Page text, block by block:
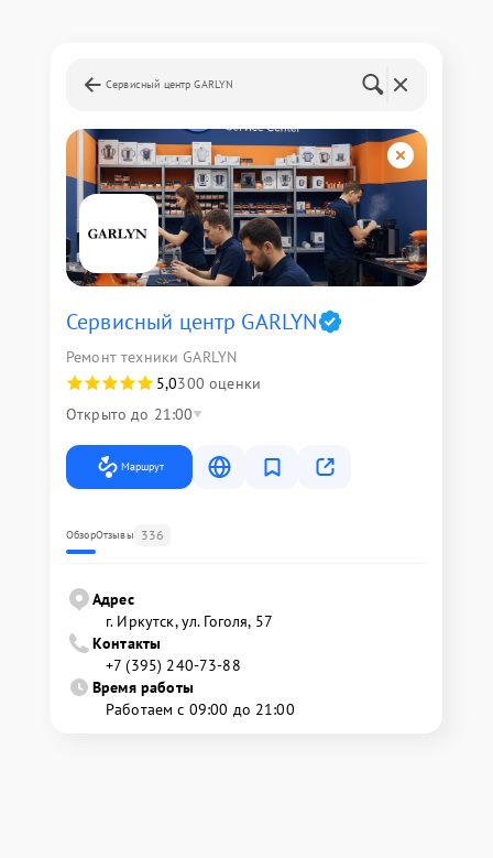
Сервисный центр GARLYN
Сервисный центр GARLYN
Ремонт техники GARLYN
5,0300 оценки
Открыто до 21:00
Маршрут
ОбзорОтзывы 336
Адрес
г. Иркутск, ул. ​Гоголя, 57
Контакты
+7 (395) 240-73-88
Время работы
Работаем с 09:00 до 21:00